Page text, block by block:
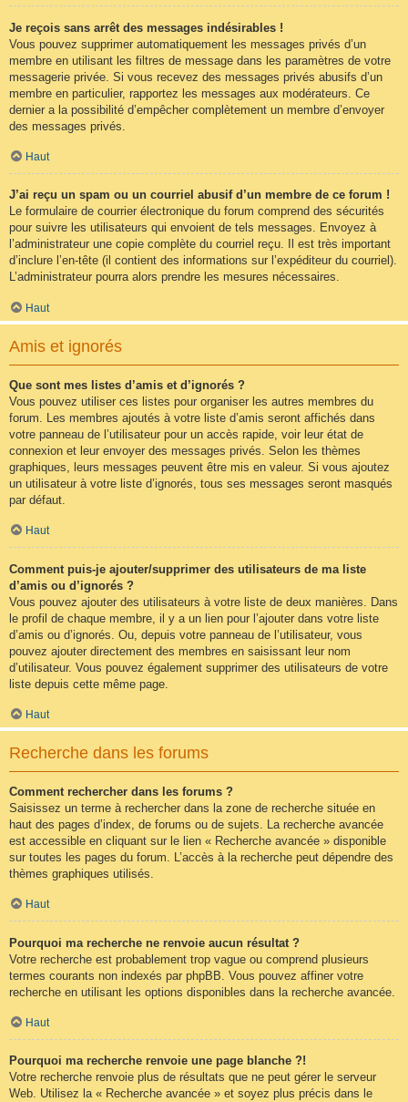
Je reçois sans arrêt des messages indésirables !
Vous pouvez supprimer automatiquement les messages privés d’un
membre en utilisant les filtres de message dans les paramètres de votre
messagerie privée. Si vous recevez des messages privés abusifs d’un
membre en particulier, rapportez les messages aux modérateurs. Ce
dernier a la possibilité d’empêcher complètement un membre d’envoyer
des messages privés.
Haut
J’ai reçu un spam ou un courriel abusif d’un membre de ce forum !
Le formulaire de courrier électronique du forum comprend des sécurités
pour suivre les utilisateurs qui envoient de tels messages. Envoyez à
l’administrateur une copie complète du courriel reçu. Il est très important
d’inclure l’en-tête (il contient des informations sur l’expéditeur du courriel).
L’administrateur pourra alors prendre les mesures nécessaires.
Haut
Amis et ignorés
Que sont mes listes d’amis et d’ignorés ?
Vous pouvez utiliser ces listes pour organiser les autres membres du
forum. Les membres ajoutés à votre liste d’amis seront affichés dans
votre panneau de l’utilisateur pour un accès rapide, voir leur état de
connexion et leur envoyer des messages privés. Selon les thèmes
graphiques, leurs messages peuvent être mis en valeur. Si vous ajoutez
un utilisateur à votre liste d’ignorés, tous ses messages seront masqués
par défaut.
Haut
Comment puis-je ajouter/supprimer des utilisateurs de ma liste
d’amis ou d’ignorés ?
Vous pouvez ajouter des utilisateurs à votre liste de deux manières. Dans
le profil de chaque membre, il y a un lien pour l’ajouter dans votre liste
d’amis ou d’ignorés. Ou, depuis votre panneau de l’utilisateur, vous
pouvez ajouter directement des membres en saisissant leur nom
d’utilisateur. Vous pouvez également supprimer des utilisateurs de votre
liste depuis cette même page.
Haut
Recherche dans les forums
Comment rechercher dans les forums ?
Saisissez un terme à rechercher dans la zone de recherche située en
haut des pages d’index, de forums ou de sujets. La recherche avancée
est accessible en cliquant sur le lien « Recherche avancée » disponible
sur toutes les pages du forum. L’accès à la recherche peut dépendre des
thèmes graphiques utilisés.
Haut
Pourquoi ma recherche ne renvoie aucun résultat ?
Votre recherche est probablement trop vague ou comprend plusieurs
termes courants non indexés par phpBB. Vous pouvez affiner votre
recherche en utilisant les options disponibles dans la recherche avancée.
Haut
Pourquoi ma recherche renvoie une page blanche ?!
Votre recherche renvoie plus de résultats que ne peut gérer le serveur
Web. Utilisez la « Recherche avancée » et soyez plus précis dans le